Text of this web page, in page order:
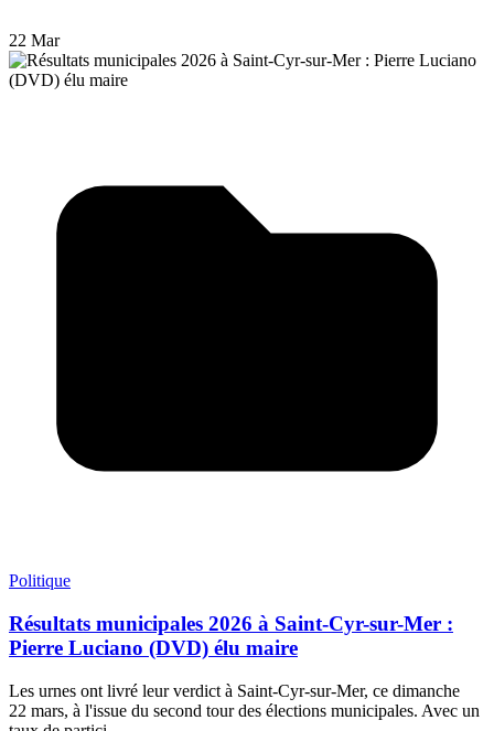
22 Mar
Politique
Résultats municipales 2026 à Saint-Cyr-sur-Mer :
Pierre Luciano (DVD) élu maire
Les urnes ont livré leur verdict à Saint-Cyr-sur-Mer, ce dimanche
22 mars, à l'issue du second tour des élections municipales. Avec un